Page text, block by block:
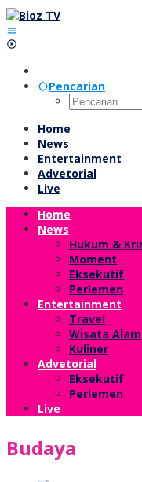
Lewati
ke
konten
Pencarian
Home
News
Entertainment
Advetorial
Live
Home
News
Hukum &
Moment
Eksekutif
Perlemen
Entertainment
Travel
Wisata Alam
Kuliner
Advetorial
Eksekutif
Perlemen
Live
Budaya